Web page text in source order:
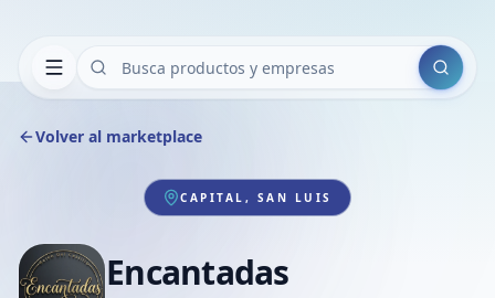
Buscar
Volver al marketplace
CAPITAL, SAN LUIS
Encantadas